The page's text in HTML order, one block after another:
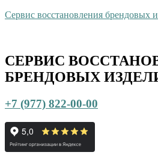
Сервис восстановления брендовых
СЕРВИС
БРЕНДОВЫХ
+7 (977) 822-00-00